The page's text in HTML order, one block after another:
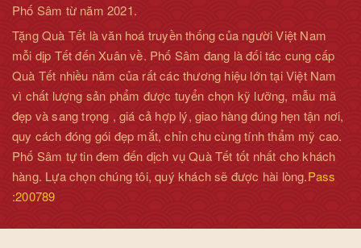
- Phụ nữ đang mang thai.
- Người có nhu cầu cải thiện và nâng cao sức khỏe.
- Người cần phục hồi sau bệnh.
- Người bị mỡ máu, tiếu đường, , có các vấn đề về gan...
- Người dùng nhiều rượu, bia.
Phố Sâm từ năm 2021.
Tặng Quà Tết là văn hoá truyền thống của người Việt Nam
mỗi dịp Tết đến Xuân về. Phố Sâm đang là đối tác cung cấp
Quà Tết nhiều năm của rất các thương hiệu lớn tại Việt Nam
vì chất lượng sản phẩm được tuyển chọn kỹ lưỡng, mẫu mã
đẹp và sang trọng , giá cả hợp lý, giao hàng đúng hẹn tận nơi,
quy cách đóng gói đẹp mắt, chỉn chu cùng tính thẩm mỹ cao.
Phố Sâm tự tin đem đến dịch vụ Quà Tết tốt nhất cho khách
hàng. Lựa chọn chúng tôi, quý khách sẽ được hài lòng.Pass
:200789